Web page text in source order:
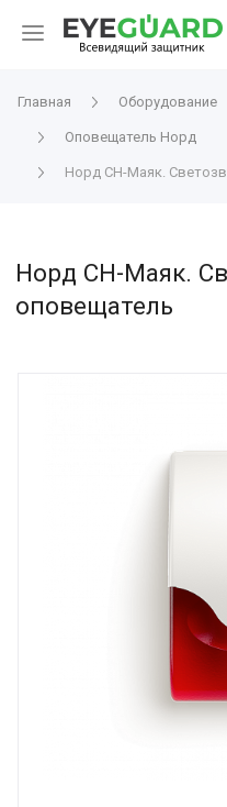
Главная Оборудование
Оповещатель Норд
Норд СН-Маяк.
Норд СН-Маяк.
оповещатель